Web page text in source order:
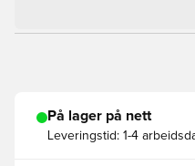
På lager på nett
Leveringstid: 1-4